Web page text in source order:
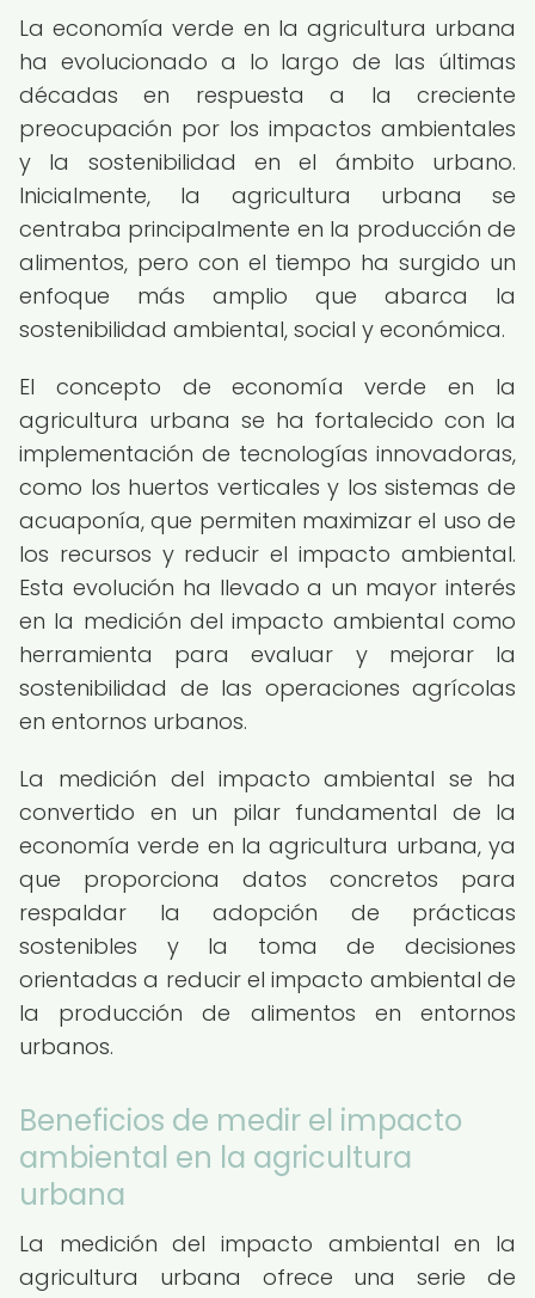
La economía verde en la agricultura urbana
ha evolucionado a lo largo de las últimas
décadas en respuesta a la creciente
preocupación por los impactos ambientales
y la sostenibilidad en el ámbito urbano.
Inicialmente, la agricultura urbana se
centraba principalmente en la producción de
alimentos, pero con el tiempo ha surgido un
enfoque más amplio que abarca la
sostenibilidad ambiental, social y económica.
El concepto de economía verde en la
agricultura urbana se ha fortalecido con la
implementación de tecnologías innovadoras,
como los huertos verticales y los sistemas de
acuaponía, que permiten maximizar el uso de
los recursos y reducir el impacto ambiental.
Esta evolución ha llevado a un mayor interés
en la medición del impacto ambiental como
herramienta para evaluar y mejorar la
sostenibilidad de las operaciones agrícolas
en entornos urbanos.
La medición del impacto ambiental se ha
convertido en un pilar fundamental de la
economía verde en la agricultura urbana, ya
que proporciona datos concretos para
respaldar la adopción de prácticas
sostenibles y la toma de decisiones
orientadas a reducir el impacto ambiental de
la producción de alimentos en entornos
urbanos.
Beneficios de medir el impacto
ambiental en la agricultura
urbana
La medición del impacto ambiental en la
agricultura urbana ofrece una serie de